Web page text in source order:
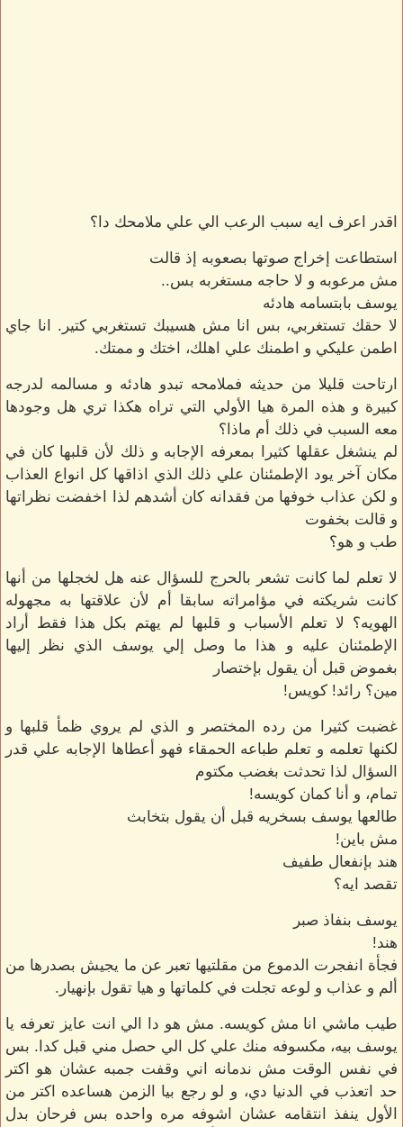
اقدر اعرف ايه سبب الرعب الي علي ملامحك دا؟
استطاعت إخراج صوتها بصعوبه إذ قالت
مش مرعوبه و لا حاجه مستغربه بس..
يوسف بابتسامه هادئه
لا حقك تستغربي، بس انا مش هسيبك تستغربي كتير. انا جاي
اطمن عليكي و اطمنك علي اهلك، اختك و ممتك.
ارتاحت قليلا من حديثه فملامحه تبدو هادئه و مسالمه لدرجه
كبيرة و هذه المرة هيا الأولي التي تراه هكذا تري هل وجودها
معه السبب في ذلك أم ماذا؟
لم ينشغل عقلها كثيرا بمعرفه الإجابه و ذلك لأن قلبها كان في
مكان آخر يود الإطمئنان علي ذلك الذي اذاقها كل انواع العذاب
و لكن عذاب خوفها من فقدانه كان أشدهم لذا اخفضت نظراتها
و قالت بخفوت
طب و هو؟
لا تعلم لما كانت تشعر بالحرج للسؤال عنه هل لخجلها من أنها
كانت شريكته في مؤامراته سابقا أم لأن علاقتها به مجهوله
الهويه؟ لا تعلم الأسباب و قلبها لم يهتم بكل هذا فقط أراد
الإطمئنان عليه و هذا ما وصل إلي يوسف الذي نظر إليها
بغموض قبل أن يقول بإختصار
مين؟ رائد! كويس!
غضبت كثيرا من رده المختصر و الذي لم يروي ظمأ قلبها و
لكنها تعلمه و تعلم طباعه الحمقاء فهو أعطاها الإجابه علي قدر
السؤال لذا تحدثت بغضب مكتوم
تمام، و أنا كمان كويسه!
طالعها يوسف بسخريه قبل أن يقول بتخابث
مش باين!
هند بإنفعال طفيف
تقصد ايه؟
يوسف بنفاذ صبر
هند!
فجأة انفجرت الدموع من مقلتيها تعبر عن ما يجيش بصدرها من
ألم و عذاب و لوعه تجلت في كلماتها و هيا تقول بإنهيار.
طيب ماشي انا مش كويسه. مش هو دا الي انت عايز تعرفه يا
يوسف بيه، مكسوفه منك علي كل الي حصل مني قبل كدا. بس
في نفس الوقت مش ندمانه اني وقفت جمبه عشان هو اكتر
حد اتعذب في الدنيا دي، و لو رجع بيا الزمن هساعده اكتر من
الأول ينفذ انتقامه عشان اشوفه مره واحده بس فرحان بدل